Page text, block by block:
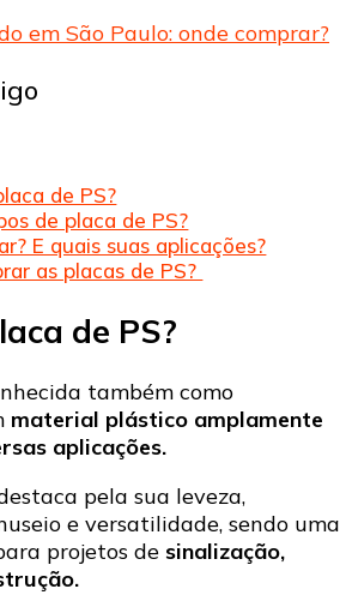
em São Paulo: onde comprar?
de PS?
de placa de PS?
E quais suas aplicações?
as placas de PS?
de PS?
também como
material plástico amplamente
aplicações.
pela sua leveza,
e versatilidade, sendo uma
projetos de sinalização,